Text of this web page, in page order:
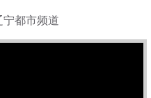
宁都市频道